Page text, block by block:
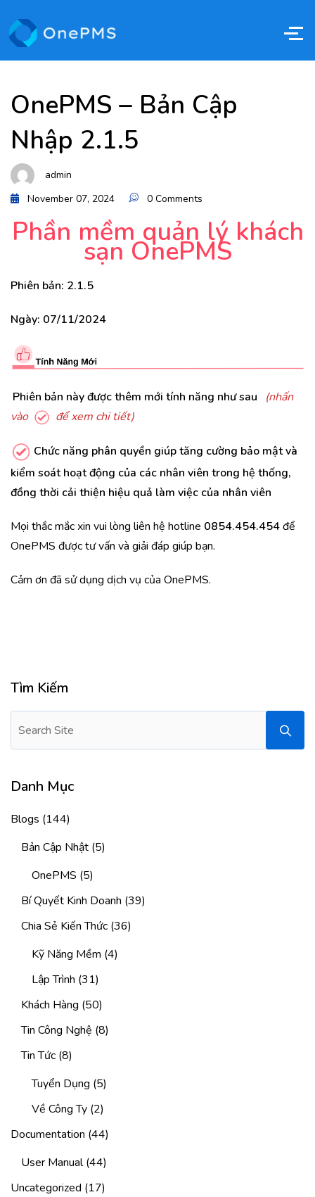
OnePMS – Bản Cập
Nhập 2.1.5
admin
November 07, 2024
0 Comments
Phần mềm quản lý khách
sạn OnePMS
Phiên bản: 2.1.5
Ngày: 07/11/2024
Phiên bản này được thêm mới tính năng như sau
(nhấn
vào
để xem chi tiết)
Chức năng phân quyền giúp tăng cường bảo mật và
kiểm soát hoạt động của các nhân viên trong hệ thống,
đồng thời cải thiện hiệu quả làm việc của nhân viên
Mọi thắc mắc xin vui lòng liên hệ hotline 0854.454.454để
OnePMS được tư vấn và giải đáp giúp bạn.
Cảm ơn đã sử dụng dịch vụ của OnePMS.
Tìm Kiếm
Danh Mục
Blogs (144)
Bản Cập Nhật (5)
OnePMS (5)
Bí Quyết Kinh Doanh (39)
Chia Sẻ Kiến Thức (36)
Kỹ Năng Mềm (4)
Lập Trình (31)
Khách Hàng (50)
Tin Công Nghệ (8)
Tin Tức (8)
Tuyển Dụng (5)
Về Công Ty (2)
Documentation (44)
User Manual(44)
Uncategorized (17)